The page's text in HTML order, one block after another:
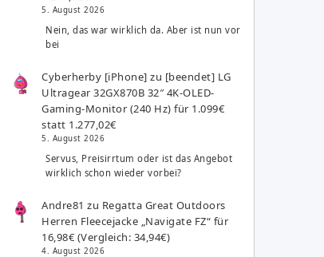
5. August 2026
Nein, das war wirklich da. Aber ist nun vor
bei
Cyberherby [iPhone] zu [beendet] LG
Ultragear 32GX870B 32″ 4K-OLED-
Gaming-Monitor (240 Hz) für 1.099€
statt 1.277,02€
5. August 2026
Servus, Preisirrtum oder ist das Angebot
wirklich schon wieder vorbei?
Andre81 zu Regatta Great Outdoors
Herren Fleecejacke „Navigate FZ“ für
16,98€ (Vergleich: 34,94€)
4. August 2026